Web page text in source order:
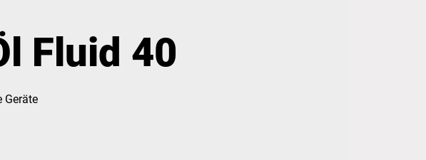
Ungarn
Fluid 40
Geräte